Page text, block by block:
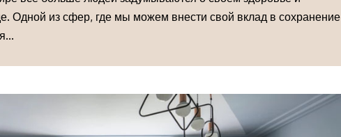
Одной из сфер, где мы можем внести свой вклад в сохранение